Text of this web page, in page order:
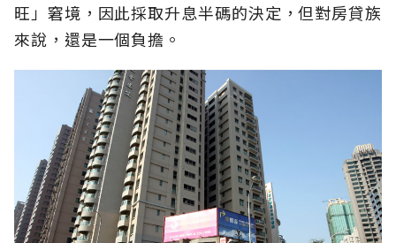
旺」窘境，因此採取升息半碼的決定，但對房貸族
來說，還是一個負擔。